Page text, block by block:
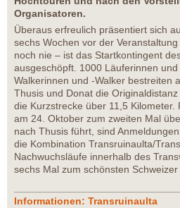
Organisatoren.
Überaus erfreulich präsentiert sich
sechs Wochen vor der
noch nie – ist das Startkontingent
ausgeschöpft. 1000 Läuferinnen
Walkerinnen und -Walker bestreiten
Thusis und Donat die
die Kurzstrecke über 11,5
am 24. Oktober zum zweiten Mal
nach Thusis führt, sind
die Kombination Transruinaulta/
Nachwuchsläufe innerhalb des
sechs Mal zum schönsten
Informationen: Transruinaulta